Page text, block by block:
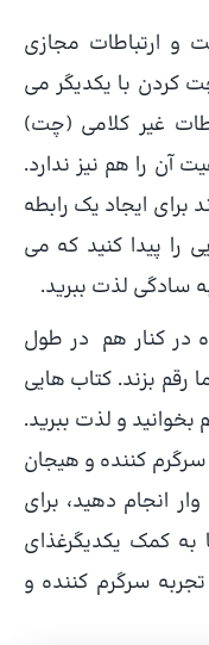
و ارتباطات مجازی
کردن با یکدیگر می
غیر کلامی (چت)
آن را هم نیز ندارد.
برای ایجاد یک رابطه
را پیدا کنید که می
به سادگی لذت ببرید.
در کنار هم در طول
رقم بزند. کتاب هایی
بخوانید و لذت ببرید.
سرگرم کننده و هیجان
انجام دهید، برای
به کمک یکدیگرغذای
سرگرم کننده و